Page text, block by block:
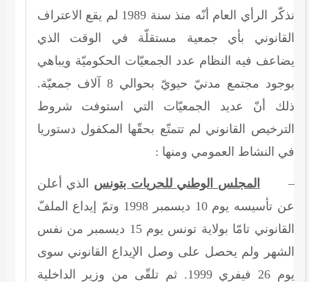
نذكّر الرأي العام أنّه منذ سنة 1989 لم يقع الاعتراف
القانوني بأي جمعية مستقلّة في الوقت الذي
يضاعف فيه النظام عدد الجمعيّات الحكوميّة ويباهي
بوجود مجتمع مدنيّ حيويّ بحوالي 8آلاف جمعيّة.
ذلك أنّ عديد الجمعيّات التي استوفت شروط
الترخيص القانوني لم تتمتّع بحقّها المكفول دستوريا
في النشاط العمومي ومنها :
– المجلس الوطني للحريات بتونس الذي أعلن
عن تأسيسه يوم10 ديسمبر 1998 وتمّ إيداع الملفّ
القانوني تامّا بولاية تونس يوم15 ديسمبر من نفس
الشهر ولم يحصل على وصل الإيداع القانوني سوى
يوم26 فيفري1999. ثم تلقّى من وزير الداخلية